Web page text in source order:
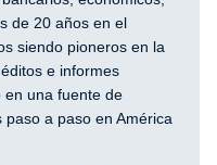
de 20 años en el
siendo pioneros en la
e informes
en una fuente de
a paso en América